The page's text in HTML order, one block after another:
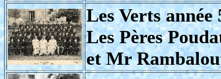
Les Verts année
Les Pères
et Mr